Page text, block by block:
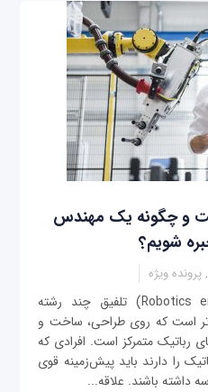
و چگونه یک مهندس
شویم؟
ویژه
مهندسی رباتیک (Robotics engineering) تلفیق چند رشته‌
است که روی طراحی، ساخت و
رباتیک متمرکز است. افرادی که
را دارند باید پیش‌زمینه قوی
داشته باشند. علاقه...